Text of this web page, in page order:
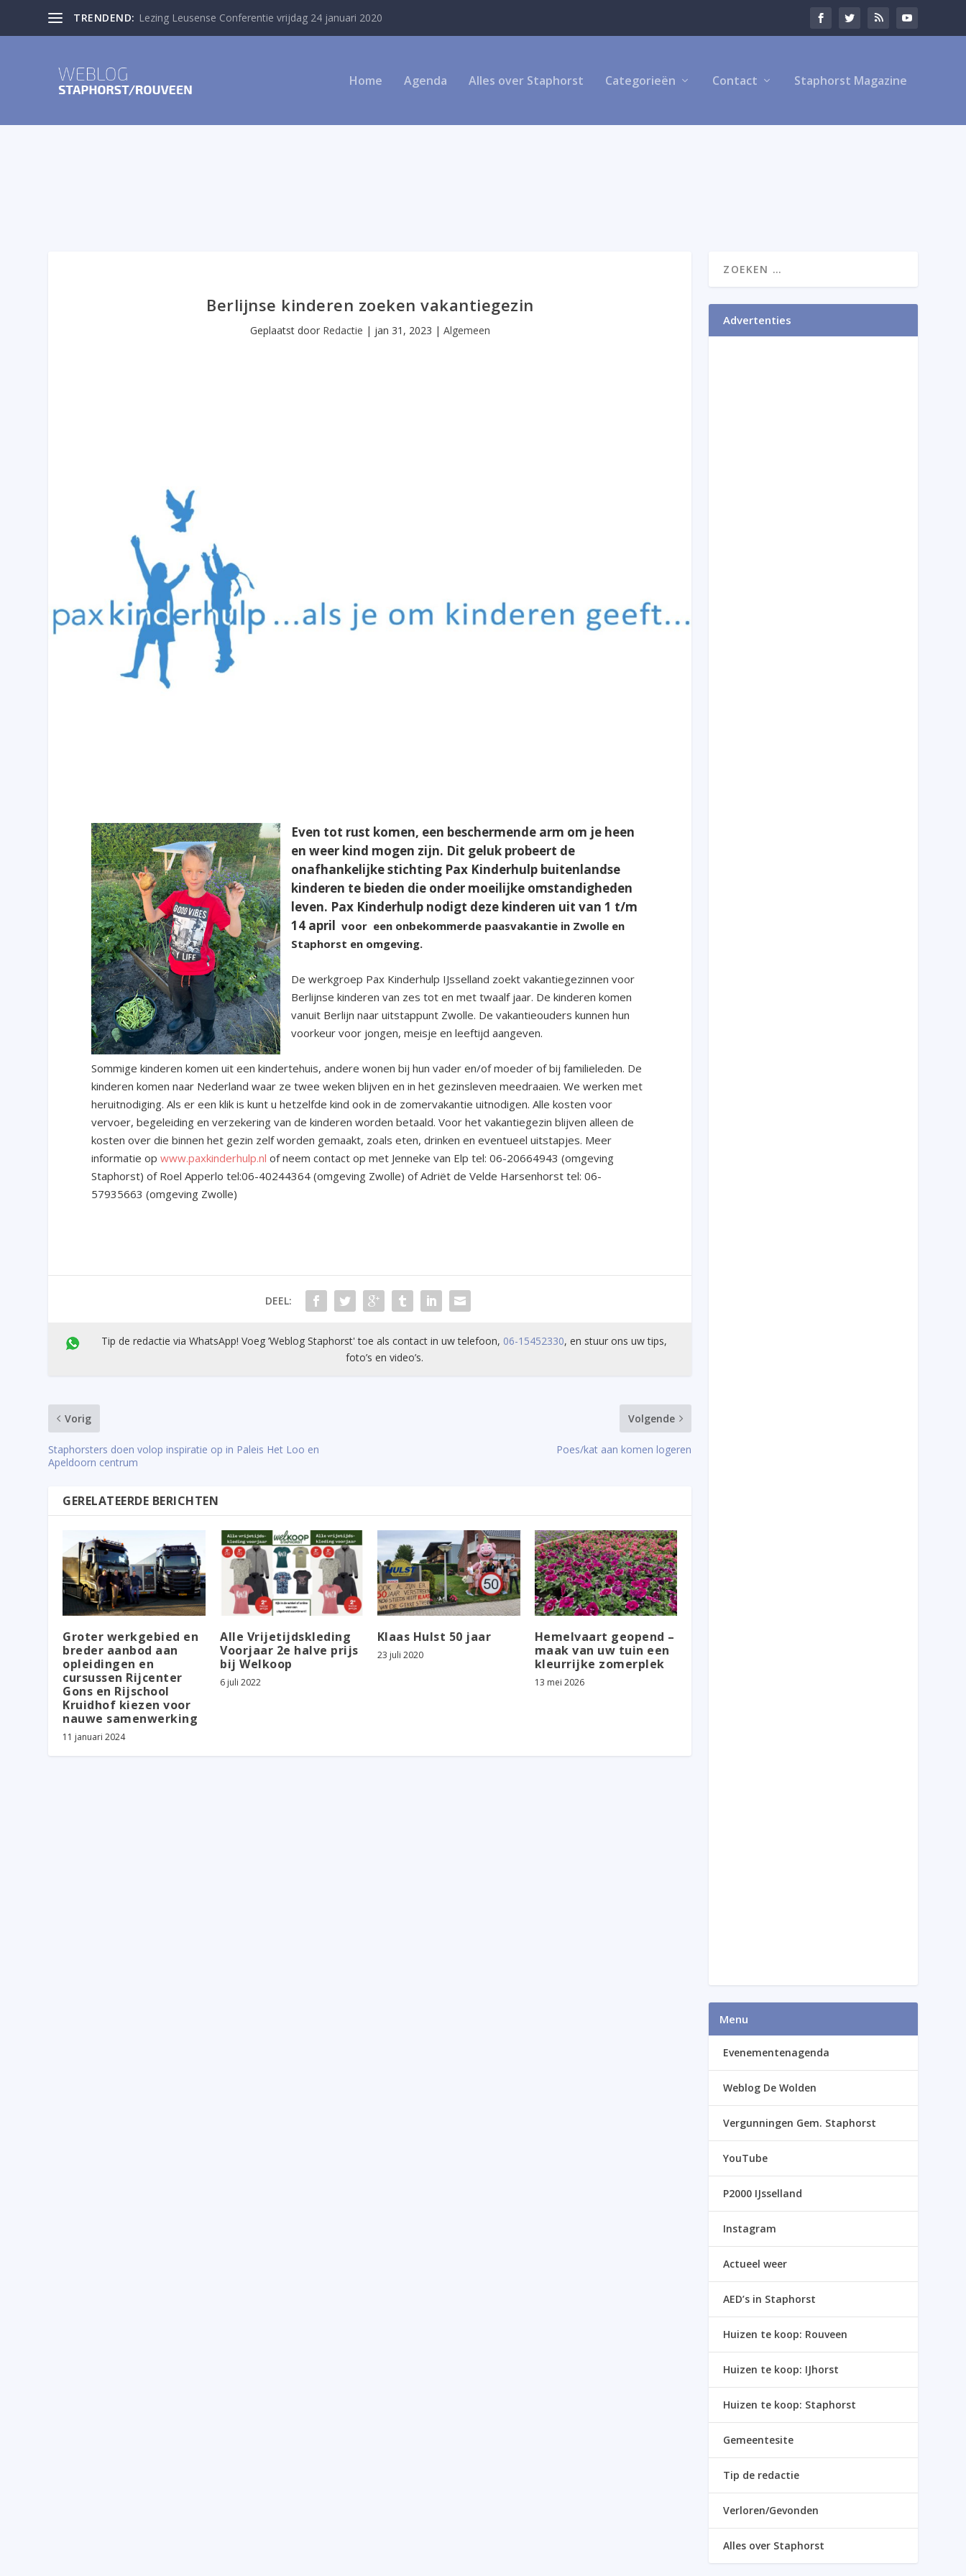
TRENDEND: Lezing Leusense Conferentie vrijdag 24 januari 2020
Home Agenda Alles over Staphorst Categorieën Contact Staphorst Magazine
Berlijnse kinderen zoeken vakantiegezin
Geplaatst door Redactie | jan 31, 2023 | Algemeen
Even tot rust komen, een beschermende arm om je heen
en weer kind mogen zijn. Dit geluk probeert de
onafhankelijke stichting Pax Kinderhulp buitenlandse
kinderen te bieden die onder moeilijke omstandigheden
leven. Pax Kinderhulp nodigt deze kinderen uit van 1 t/m
14 april voor een onbekommerde paasvakantie in Zwolle en
Staphorst en omgeving.
De werkgroep Pax Kinderhulp IJsselland zoekt vakantiegezinnen voor
Berlijnse kinderen van zes tot en met twaalf jaar. De kinderen komen
vanuit Berlijn naar uitstappunt Zwolle. De vakantieouders kunnen hun
voorkeur voor jongen, meisje en leeftijd aangeven.
Sommige kinderen komen uit een kindertehuis, andere wonen bij hun vader en/of moeder of bij familieleden. De
kinderen komen naar Nederland waar ze twee weken blijven en in het gezinsleven meedraaien. We werken met
heruitnodiging. Als er een klik is kunt u hetzelfde kind ook in de zomervakantie uitnodigen. Alle kosten voor
vervoer, begeleiding en verzekering van de kinderen worden betaald. Voor het vakantiegezin blijven alleen de
kosten over die binnen het gezin zelf worden gemaakt, zoals eten, drinken en eventueel uitstapjes. Meer
informatie opwww.paxkinderhulp.nl of neem contact op met Jenneke van Elp tel: 06-20664943 (omgeving
Staphorst) of Roel Apperlo tel:06-40244364 (omgeving Zwolle) of Adriët de Velde Harsenhorst tel: 06-
57935663 (omgeving Zwolle)
DEEL:
Tip de redactie via WhatsApp! Voeg ’Weblog Staphorst' toe als contact in uw telefoon, 06-15452330, en stuur ons uw tips,
foto’s en video’s.
Vorig
Staphorsters doen volop inspiratie op in Paleis Het Loo en
Apeldoorn centrum
Volgende
Poes/kat aan komen logeren
GERELATEERDE BERICHTEN
Groter werkgebied en
breder aanbod aan
opleidingen en
cursussen Rijcenter
Gons en Rijschool
Kruidhof kiezen voor
nauwe samenwerking
11 januari 2024
Alle Vrijetijdskleding
Voorjaar 2e halve prijs
bij Welkoop
6 juli 2022
Klaas Hulst 50 jaar
23 juli 2020
Hemelvaart geopend –
maak van uw tuin een
kleurrijke zomerplek
13 mei 2026
Advertenties
Menu
Evenementenagenda
Weblog De Wolden
Vergunningen Gem. Staphorst
YouTube
P2000 IJsselland
Instagram
Actueel weer
AED’s in Staphorst
Huizen te koop: Rouveen
Huizen te koop: IJhorst
Huizen te koop: Staphorst
Gemeentesite
Tip de redactie
Verloren/Gevonden
Alles over Staphorst